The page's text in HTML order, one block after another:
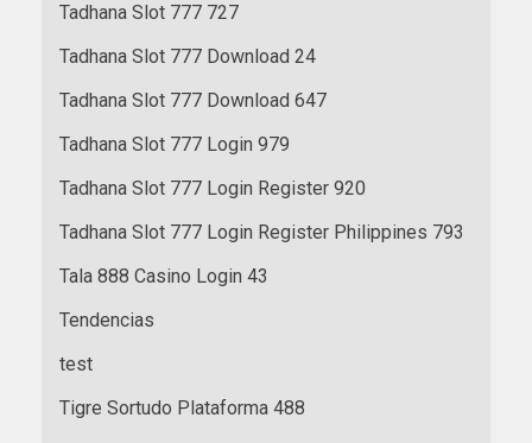
Tadhana Slot 777 727
Tadhana Slot 777 Download 24
Tadhana Slot 777 Download 647
Tadhana Slot 777 Login 979
Tadhana Slot 777 Login Register 920
Tadhana Slot 777 Login Register Philippines 793
Tala 888 Casino Login 43
Tendencias
test
Tigre Sortudo Plataforma 488